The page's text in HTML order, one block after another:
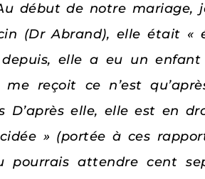
début de notre mariage,
(Dr Abrand), elle était
depuis, elle a eu un
reçoit ce n’est
D’après elle, elle est en
» (portée à ces
pourrais attendre cent